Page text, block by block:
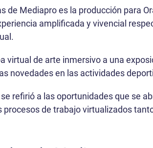
de Mediapro es la producción para
amplificada y vivencial
virtual de arte inmersivo a una
novedades en las actividades
refirió a las oportunidades que se
de trabajo virtualizados